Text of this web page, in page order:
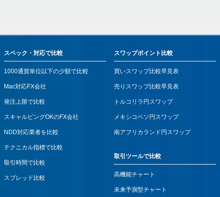
スペック・対応で比較
1000通貨単位以下の少額で比較
Mac対応FX会社
発注上限で比較
スキャルピングOKのFX会社
NDD対応業者を比較
テクニカル指標で比較
取引時間で比較
スプレッド比較
スワップポイント比較
買いスワップ比較早見表
売りスワップ比較早見表
トルコリラ円スワップ
メキシコペソ円スワップ
南アフリカランド円スワップ
取引ツールで比較
高機能チャート
未来予測型チャート